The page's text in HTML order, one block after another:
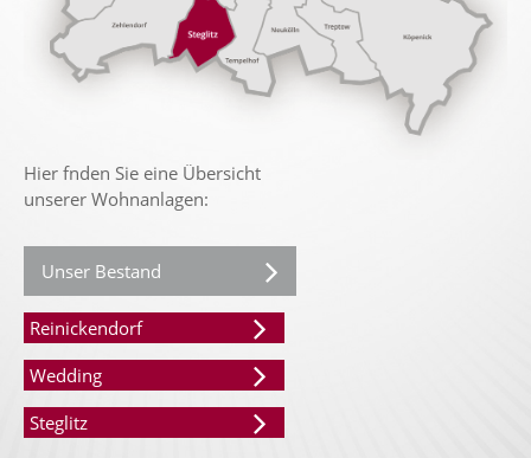
Hier fnden Sie eine Übersicht
unserer Wohnanlagen:
Unser Bestand
Reinickendorf
Wedding
Steglitz